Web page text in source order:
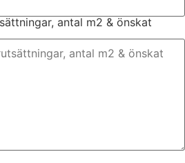
antal m2 & önskat